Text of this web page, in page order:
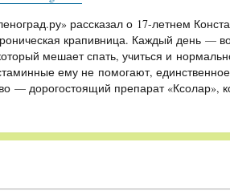
рассказал о 17-летнем
крапивница. Каждый день —
мешает спать, учиться и
ему не помогают, единственное
— дорогостоящий препарат «Ксолар»,